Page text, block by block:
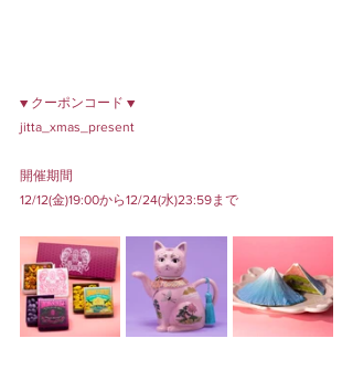
▼ クーポンコード ▼
jitta_xmas_present
開催期間
12/12(金)19:00から12/24(水)23:59まで